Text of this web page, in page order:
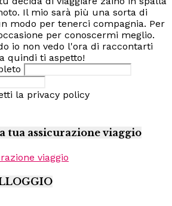
Il mio sarà più una sorta di
modo per tenerci compagnia. Per
per conoscermi meglio.
io non vedo l'ora di raccontarti
quindi ti aspetto!
la privacy policy
tua assicurazione viaggio